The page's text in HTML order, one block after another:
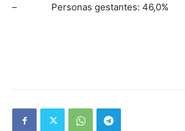
– Personas gestantes: 46,0%